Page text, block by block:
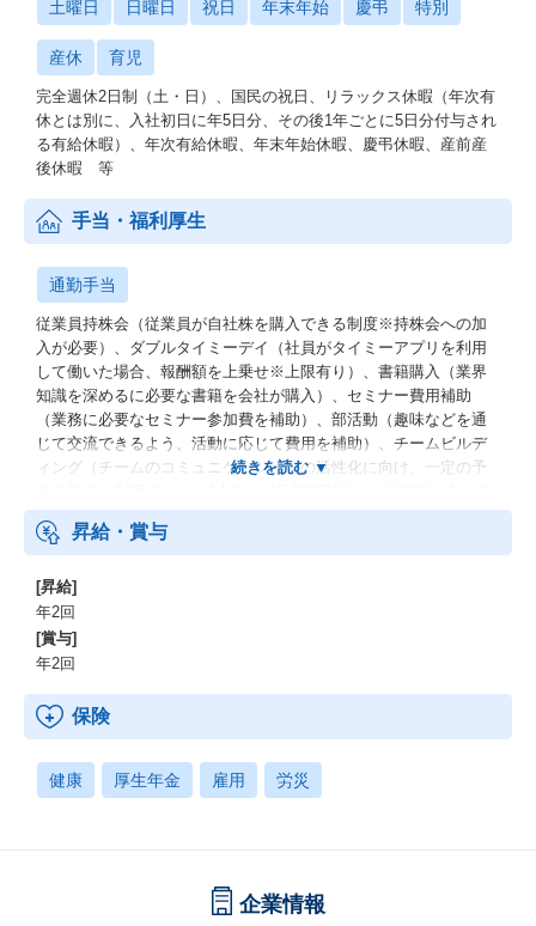
土曜日 日曜日 祝日 年末年始 慶弔 特別
産休 育児
完全週休2日制（土・日）、国民の祝日、リラックス休暇（年次有
休とは別に、入社初日に年5日分、その後1年ごとに5日分付与され
る有給休暇）、年次有給休暇、年末年始休暇、慶弔休暇、産前産
後休暇 等
手当・福利厚生
通勤手当
従業員持株会（従業員が自社株を購入できる制度※持株会への加
入が必要）、ダブルタイミーデイ（社員がタイミーアプリを利用
して働いた場合、報酬額を上乗せ※上限有り）、書籍購入（業界
知識を深めるに必要な書籍を会社が購入）、セミナー費用補助
（業務に必要なセミナー参加費を補助）、部活動（趣味などを通
じて交流できるよう、活動に応じて費用を補助）、チームビルデ
ィング（チームのコミュニケーションの活性化に向け、一定の予
婚した従業員に祝い金を支給） 等
昇給・賞与
[昇給]
年2回
[賞与]
年2回
保険
健康 厚生年金 雇用 労災
企業情報